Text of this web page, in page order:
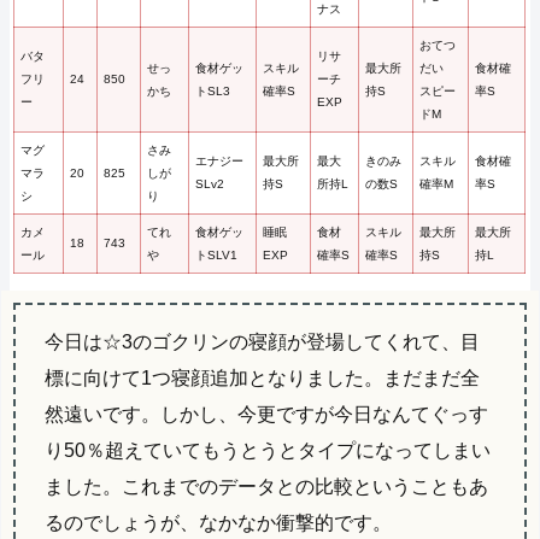
ナス
バタ
フリ
ー
24 850
せっ
かち
食材ゲッ
トSL3
スキル
確率S
リサ
ーチ
EXP
最大所
持S
おてつ
だい
スピー
ドM
食材確
率S
マグ
マラ
シ
20 825
さみ
しが
り
エナジー
SLv2
最大所
持S
最大
所持L
きのみ
の数S
スキル
確率M
食材確
率S
カメ
ール
18 743
てれ
や
食材ゲッ
トSLV1
睡眠
EXP
食材
確率S
スキル
確率S
最大所
持S
最大所
持L
今日は☆3のゴクリンの寝顔が登場してくれて、目
標に向けて1つ寝顔追加となりました。まだまだ全
然遠いです。しかし、今更ですが今日なんてぐっす
り50％超えていてもうとうとタイプになってしまい
ました。これまでのデータとの比較ということもあ
るのでしょうが、なかなか衝撃的です。